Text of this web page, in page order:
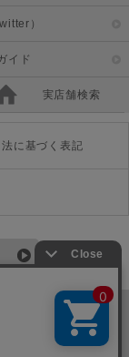
）
イド
実店舗検索
に基づく表記
Milne and E.H. Shepard.